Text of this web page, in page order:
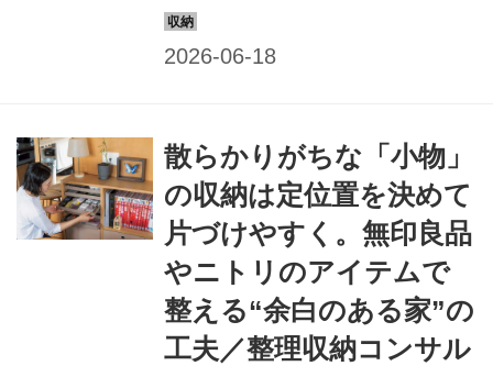
ん。かごや白い布を使いながら、視覚
散らかりがちな「小物」
の収納は定位置を決めて
片づけやすく。無印良品
やニトリのアイテムで
整える“余白のある家”の
工夫／整理収納コンサル